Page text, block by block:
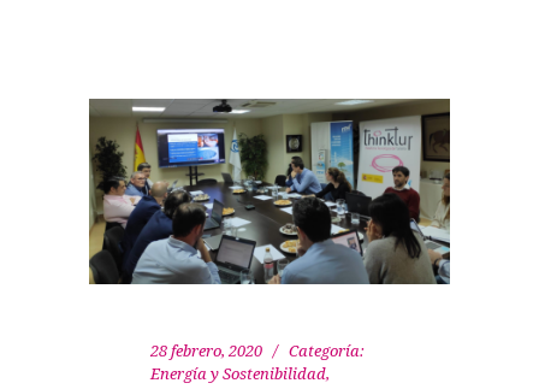
28 febrero, 2020
Categoría:
Energía y Sostenibilidad,